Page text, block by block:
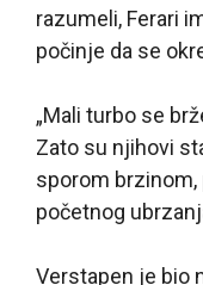
razumeli, Ferari
počinje da se
„Mali turbo se
Zato su njihovi
sporom
početnog
Verstapen je bio